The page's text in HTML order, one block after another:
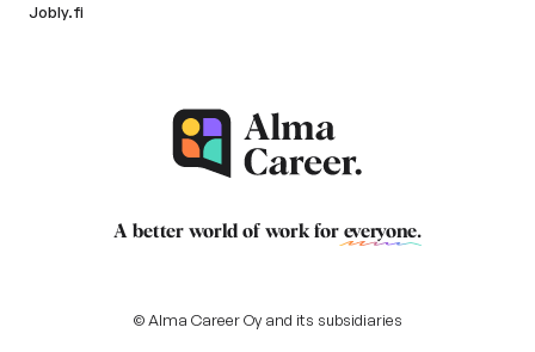
Jobly.fi
A better world of work for everyone.
© Alma Career Oy and its subsidiaries